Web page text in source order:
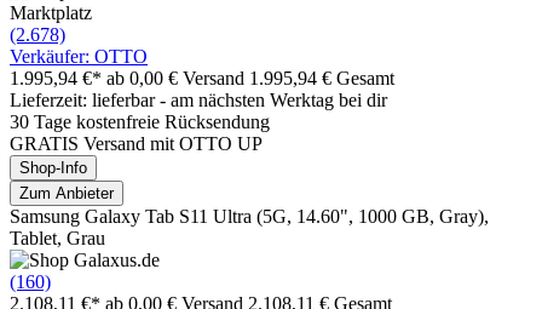
Marktplatz
(2.678)
Verkäufer: OTTO
1.995,94 €* ab 0,00 € Versand 1.995,94 € Gesamt
Lieferzeit: lieferbar - am nächsten Werktag bei dir
30 Tage kostenfreie Rücksendung
GRATIS Versand mit OTTO UP
Shop-Info
Zum Anbieter
Samsung Galaxy Tab S11 Ultra (5G, 14.60", 1000 GB, Gray),
Tablet, Grau
(160)
2.108,11 €* ab 0,00 € Versand 2.108,11 € Gesamt